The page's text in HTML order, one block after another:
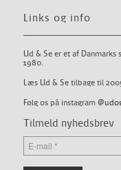
Links og info
Ud & Se er et af
1980.
Læs Ud & Se tilbage til
Følg os på instagram
Tilmeld nyhedsbrev